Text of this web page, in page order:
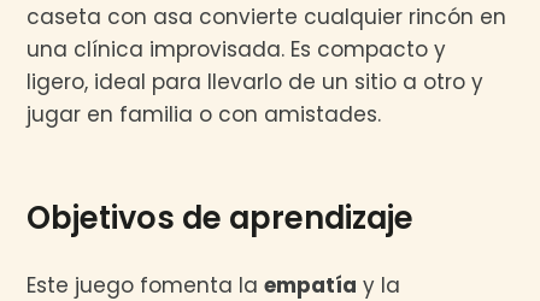
caseta con asa convierte cualquier rincón en
una clínica improvisada. Es compacto y
ligero, ideal para llevarlo de un sitio a otro y
jugar en familia o con amistades.
Objetivos de aprendizaje
Este juego fomenta laempatía y la